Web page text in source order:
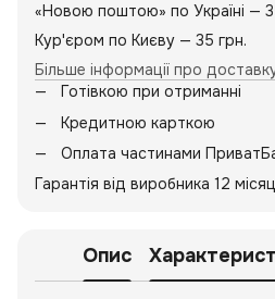
«Новою поштою» по Україні —
Кур'єром по Києву — 35 грн.
Більше інформації про
Готівкою при отриманні
Кредитною карткою
Оплата частинами
Гарантія від виробника 12
Опис